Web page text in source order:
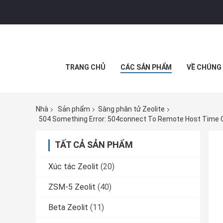
TRANG CHỦ CÁC SẢN PHẨM VỀ
Nhà Sản phẩm Sàng phân tử Zeolite
TẤT CẢ SẢN PHẨM
Xúc tác Zeolit (20)
ZSM-5 Zeolit (40)
Beta Zeolit (11)